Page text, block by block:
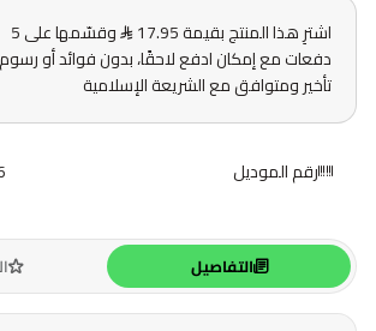
اشترِ هذا المنتج بقيمة 17.95
وقسّمها على 5
دفعات مع إمكان ادفع لاحقًا، بدون فوائد أو رسوم
تأخير ومتوافق مع الشريعة الإسلامية
رقم الموديل
التفاصيل